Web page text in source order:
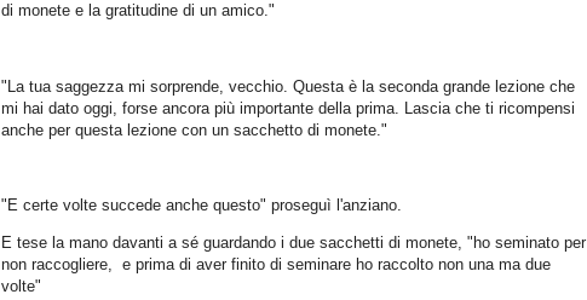
di monete e la gratitudine di un amico."
"La tua saggezza mi sorprende, vecchio. Questa è la seconda grande lezione che
mi hai dato oggi, forse ancora più importante della prima. Lascia che ti ricompensi
anche per questa lezione con un sacchetto di monete."
"E certe volte succede anche questo" proseguì l'anziano.
E tese la mano davanti a sé guardando i due sacchetti di monete, "ho seminato per
non raccogliere, e prima di aver finito di seminare ho raccolto non una ma due
volte"